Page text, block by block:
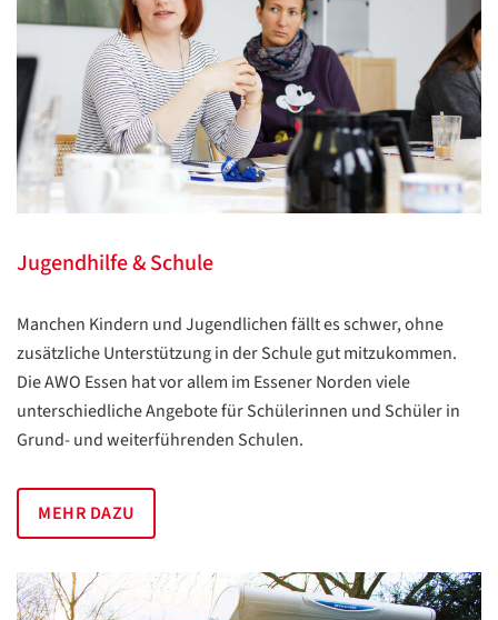
Jugendhilfe & Schule
Manchen Kindern und Jugendlichen fällt es schwer, ohne
zusätzliche Unterstützung in der Schule gut mitzukommen.
Die AWO Essen hat vor allem im Essener Norden viele
unterschiedliche Angebote für Schülerinnen und Schüler in
Grund- und weiterführenden Schulen.
MEHR DAZU